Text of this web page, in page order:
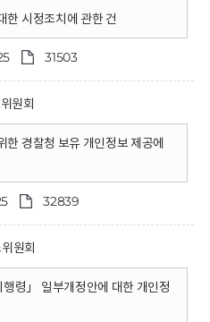
한 시정조치에 관한 건
31503
원회
한 경찰청 보유 개인정보 제공에
32839
원회
행령」 일부개정안에 대한 개인정